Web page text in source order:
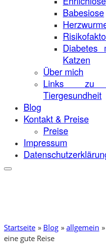
Babesiose
Diabetes
Katzen
Über mich
Links zu
Tiergesundheit
Blog
Kontakt & Preise
Preise
Impressum
Startseite » Blog » allgemein »
eine gute Reise